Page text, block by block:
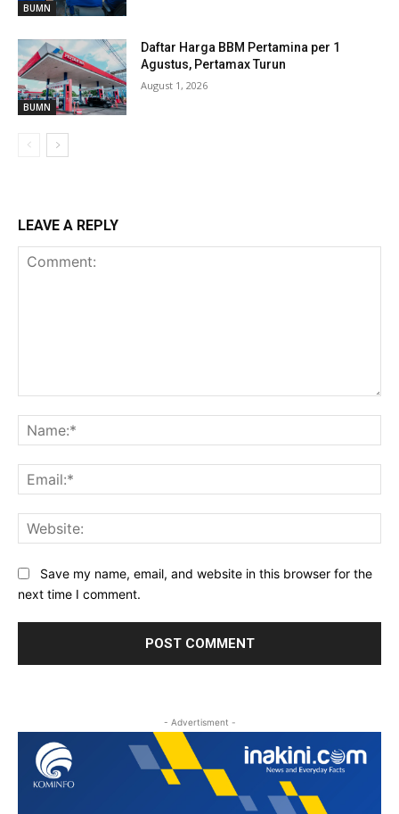
BUMN
BUMN
Daftar Harga BBM Pertamina per 1
Agustus, Pertamax Turun
August 1, 2026
LEAVE A REPLY
Save my name, email, and website in this browser for the
next time I comment.
- Advertisment -